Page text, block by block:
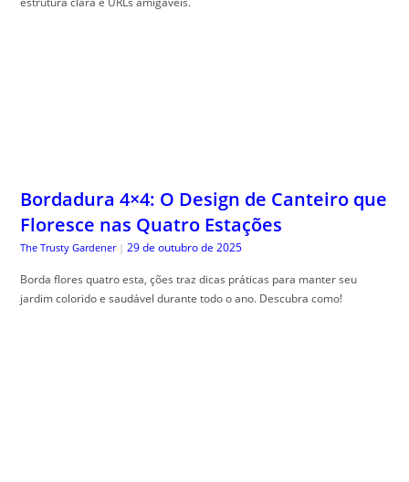
Bordadura 4×4: O Design de Canteiro que
Floresce nas Quatro Estações
The Trusty Gardener | 29 de outubro de 2025
Borda flores quatro esta, ções traz dicas práticas para manter seu
jardim colorido e saudável durante todo o ano. Descubra como!